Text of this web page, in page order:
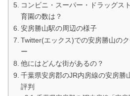
コンビニ・スーパー・ドラッグス
育園の数は？
安房勝山駅の周辺の様子
Twitter(エックス)での安房勝山の
ー
他にはどんな街があるの？
千葉県安房郡のJR内房線の安房勝
評判